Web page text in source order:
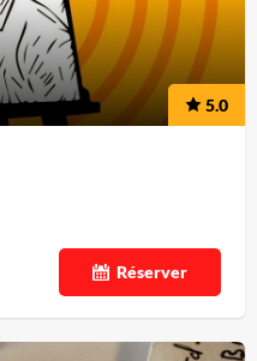
5.0
Réserver